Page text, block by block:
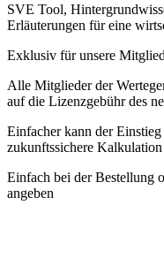
SVE Tool,
Erläuterungen für eine
Exklusiv für unsere
Alle Mitglieder der
auf die Lizenzgebühr des
Einfacher kann der
zukunftssichere Kalkulation
Einfach bei der Bestellung
angeben